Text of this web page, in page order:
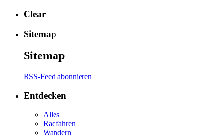
Clear
Sitemap
Sitemap
RSS-Feed abonnieren
Entdecken
Alles
Radfahren
Wandern